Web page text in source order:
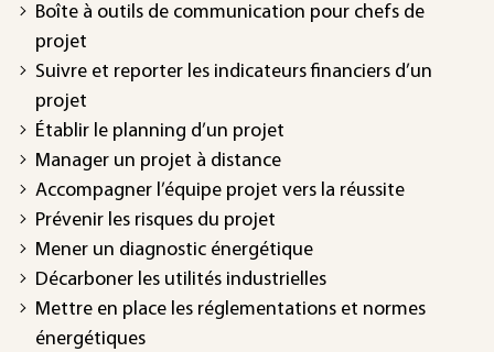
Boîte à outils de communication pour chefs de
projet
Suivre et reporter les indicateurs financiers d’un
projet
Établir le planning d’un projet
Manager un projet à distance
Accompagner l’équipe projet vers la réussite
Prévenir les risques du projet
Mener un diagnostic énergétique
Décarboner les utilités industrielles
Mettre en place les réglementations et normes
énergétiques